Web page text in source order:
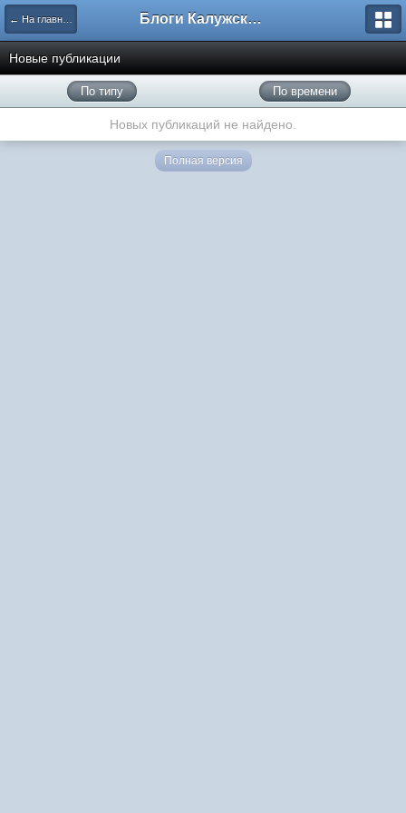
← На главную Блоги Калужского перекрестка
Новые публикации
По типу По времени
Новых публикаций не найдено.
Полная версия